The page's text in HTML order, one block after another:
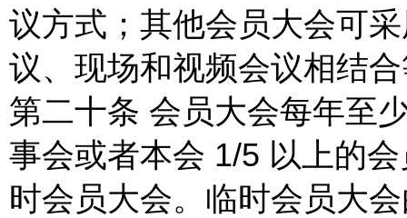
议方式；其他会员大会可
议、现场和视频会议相结
第二十条 会员大会每年至
事会或者本会 1/5 以上的
时会员大会。临时会员大